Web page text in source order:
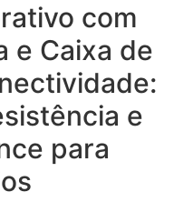
com
e Caixa de
e
para